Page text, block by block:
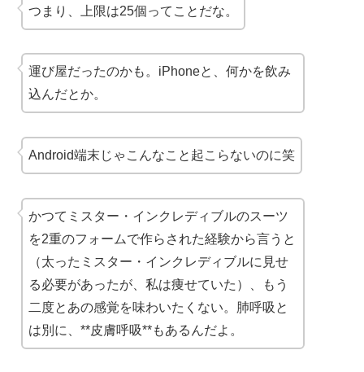
つまり、上限は25個ってことだな。
運び屋だったのかも。iPhoneと、何かを飲み
込んだとか。
Android端末じゃこんなこと起こらないのに笑
かつてミスター・インクレディブルのスーツ
を2重のフォームで作らされた経験から言うと
（太ったミスター・インクレディブルに見せ
る必要があったが、私は痩せていた）、もう
二度とあの感覚を味わいたくない。肺呼吸と
は別に、**皮膚呼吸**もあるんだよ。